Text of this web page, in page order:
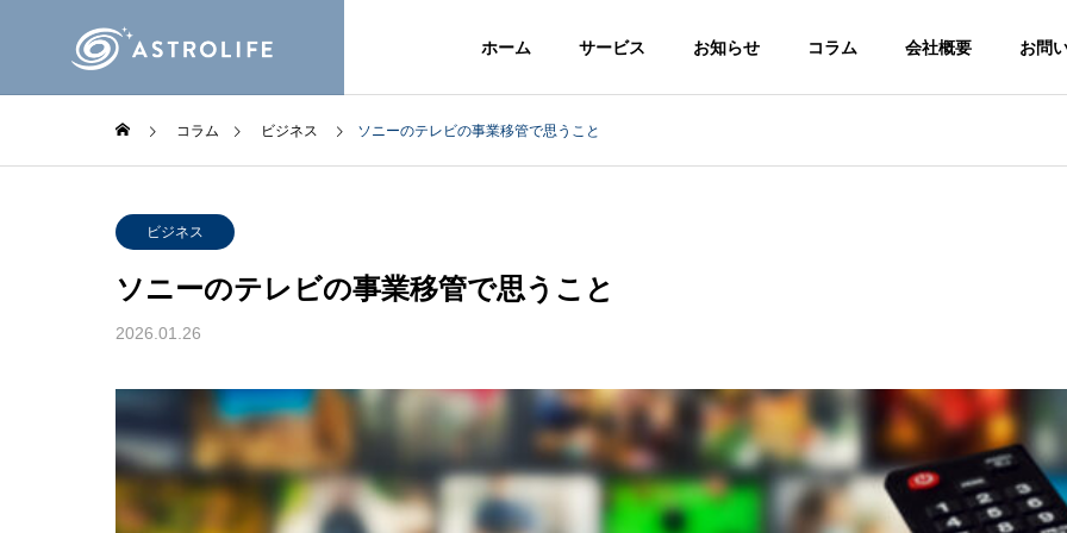
ホーム サービス お知らせ コラム 会社概要 お問
コラム ビジネス ソニーのテレビの事業移管で思うこと
ビジネス
ソニーのテレビの事業移管で思うこと
2026.01.26